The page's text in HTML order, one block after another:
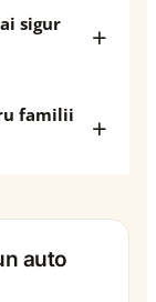
sigur
familii
auto